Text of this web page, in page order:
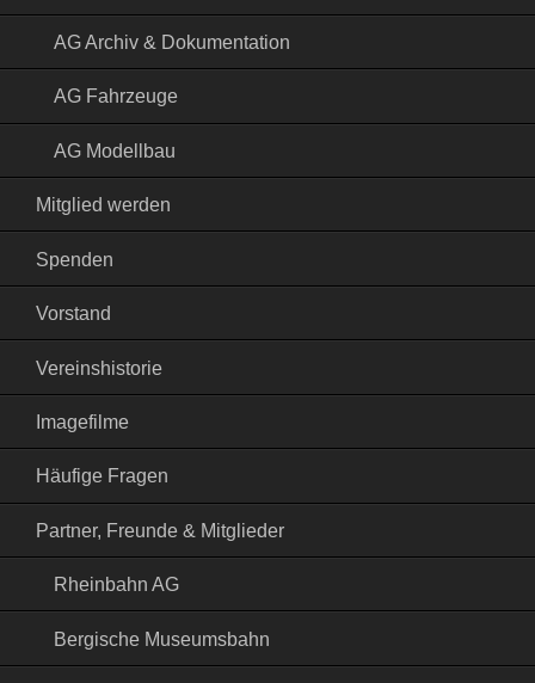
AG Archiv & Dokumentation
AG Fahrzeuge
AG Modellbau
Mitglied werden
Spenden
Vorstand
Vereinshistorie
Imagefilme
Häufige Fragen
Partner, Freunde & Mitglieder
Rheinbahn AG
Bergische Museumsbahn